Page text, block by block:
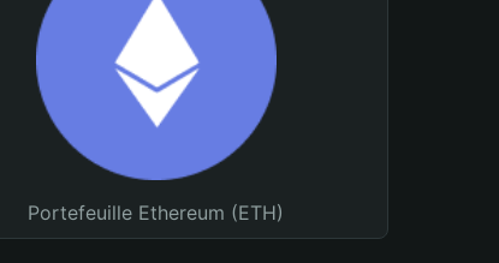
Portefeuille Ethereum (ETH)